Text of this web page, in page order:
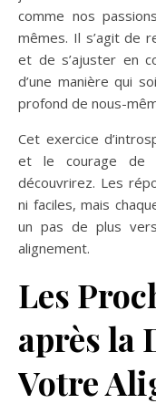
comme nos
mêmes. Il s’agit de
et de s’ajuster en
d’une manière qui
profond de nous-
Cet exercice
et le courage de
découvrirez. Les
ni faciles, mais
un pas de plus
alignement.
Les
après la
Votre